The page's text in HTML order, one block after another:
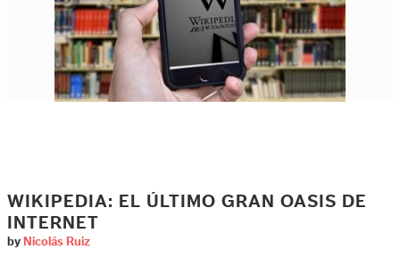
WIKIPEDIA: EL ÚLTIMO GRAN OASIS DE
INTERNET
by Nicolás Ruiz